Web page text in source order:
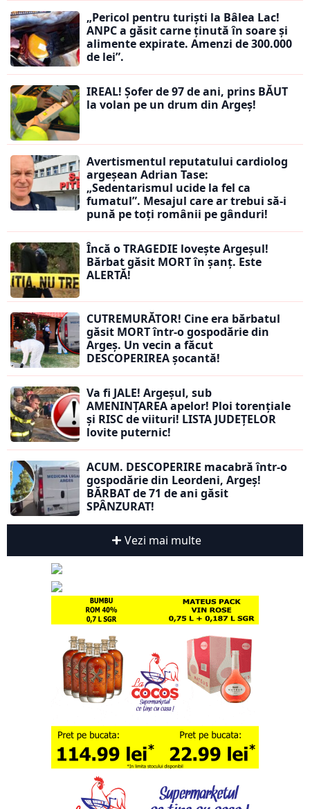
„Pericol pentru turiști la Bâlea Lac!
ANPC a găsit carne ținută în soare și
alimente expirate. Amenzi de 300.000
de lei”.
IREAL! Șofer de 97 de ani, prins BĂUT
la volan pe un drum din Argeș!
Avertismentul reputatului cardiolog
argeșean Adrian Tase:
„Sedentarismul ucide la fel ca
fumatul”. Mesajul care ar trebui să-i
pună pe toți românii pe gânduri!
Încă o TRAGEDIE lovește Argeșul!
Bărbat găsit MORT în șanț. Este
ALERTĂ!
CUTREMURĂTOR! Cine era bărbatul
găsit MORT într-o gospodărie din
Argeș. Un vecin a făcut
DESCOPERIREA șocantă!
Va fi JALE! Argeșul, sub
AMENINȚAREA apelor! Ploi torențiale
și RISC de viituri! LISTA JUDEȚELOR
lovite puternic!
ACUM. DESCOPERIRE macabră într-o
gospodărie din Leordeni, Argeș!
BĂRBAT de 71 de ani găsit
SPÂNZURAT!
Vezi mai multe